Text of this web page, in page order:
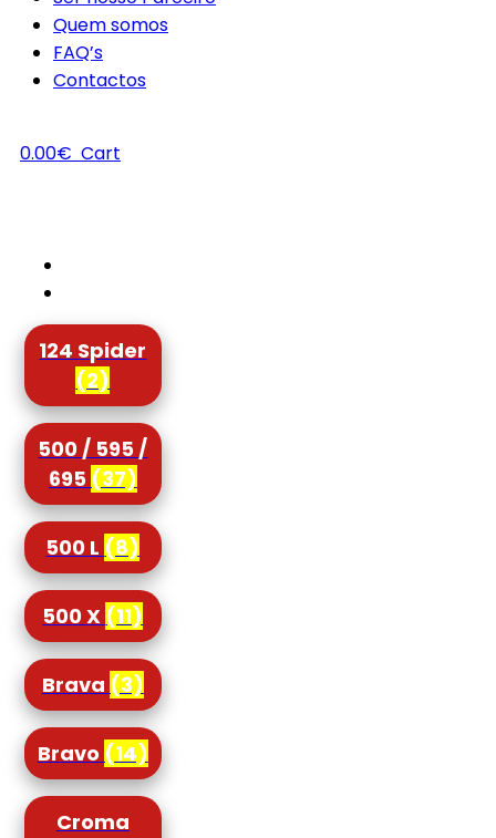
Quem somos
FAQ’s
Contactos
0.00€ Cart
124 Spider
(2)
500 / 595 /
695 (37)
500 L (8)
500 X (11)
Brava (3)
Bravo (14)
Croma